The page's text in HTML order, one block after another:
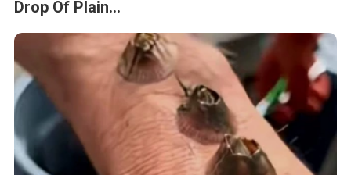
Drop Of Plain...